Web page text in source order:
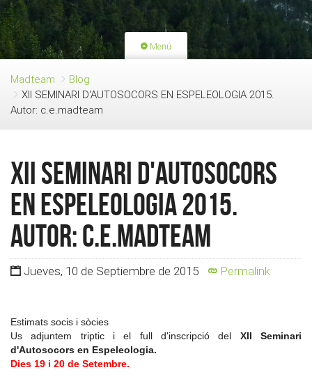
Menú
PORTADA
LICENCIAS RENOVACIÓN CUOTA
Madteam
Blog
XII SEMINARI D'AUTOSOCORS EN ESPELEOLOGIA 2015.
Autor: c.e.madteam
XII SEMINARI D'AUTOSOCORS
EN ESPELEOLOGIA 2015.
Autor: c.e.madteam
Jueves, 10 de Septiembre de 2015 Permalink
Estimats socis i sòcies
Us adjuntem triptic i el full d'inscripció del XII Seminari
d'Autosocors en Espeleologia.
Dies 19 i 20 de Setembre.